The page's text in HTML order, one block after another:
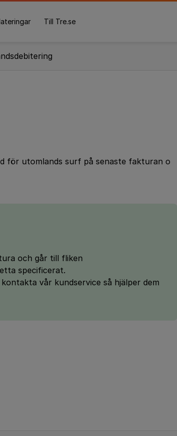
Till Tre.se
för utomlands surf på senaste fakturan o
och går till fliken
specificerat.
vår kundservice så hjälper dem